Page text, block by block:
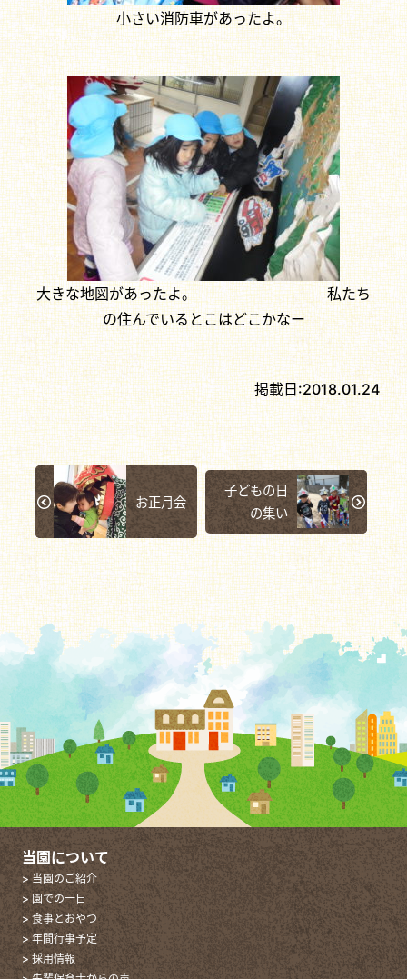
小さい消防車があったよ。
大きな地図があったよ。 私たち
の住んでいるとこはどこかなー
掲載日:2018.01.24
お正月会
子どもの日
の集い
当園について
> 当園のご紹介
> 園での一日
> 食事とおやつ
> 年間行事予定
> 採用情報